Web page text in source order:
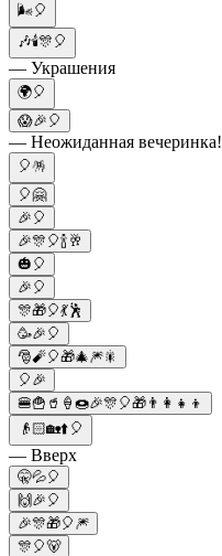
🌬️🎈
🎶🕯🎊🎈
— Украшения
🌍🎈
😱🎉🎈
— Неожиданная вечеринка!
🎈🪅
🎈🤗
🎉🎈
🎉🎊🎈🍾🥂
🎃🎈
🎉🎈
🎊🎁🎈💃🕺
🥳🎉🎈
🎅🧨🎈🎁🎄🎆🎇
🎈🎉
🍔🍟🥤🍦🍩🎉🎊🎈🎁👨‍👩‍👧‍👦
👴🏻🏡⬆️🎈
— Вверх
🤫💦🎈
🙌🎉🎈
🎉🎊🎁🎈🎆
🎊🎈🐻